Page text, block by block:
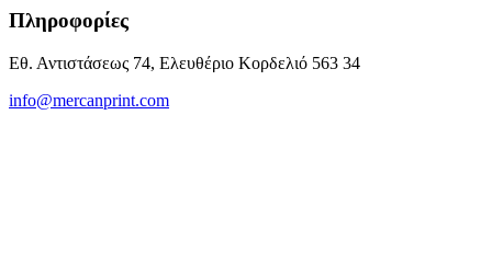
Πληροφορίες
Εθ. Αντιστάσεως 74, Ελευθέριο Κορδελιό 563 34
info@mercanprint.com